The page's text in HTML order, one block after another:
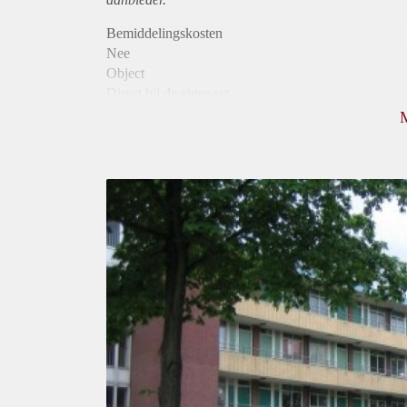
Bemiddelingskosten
Nee
Object
Huurtoeslag
Mogelijk
Inkomen eis
N.V.T.
Huurtermijn
Onbepaalde termijn
Oplevering
Kaal